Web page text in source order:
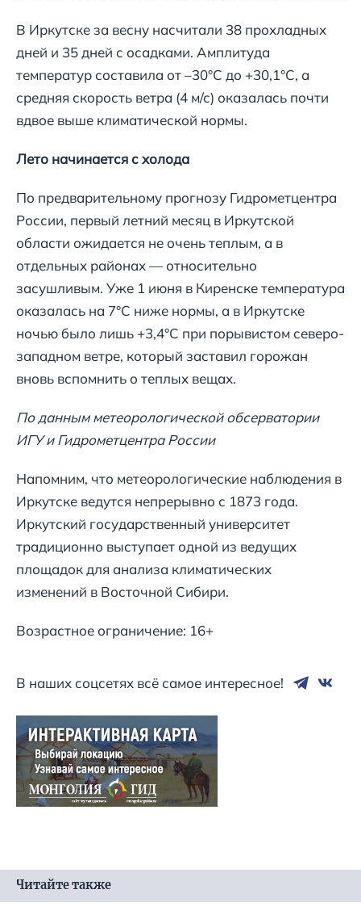
В Иркутске за весну насчитали 38 прохладных
дней и 35 дней с осадками. Амплитуда
температур составила от –30°С до +30,1°С, а
средняя скорость ветра (4 м/с) оказалась почти
вдвое выше климатической нормы.
Лето начинается с холода
По предварительному прогнозу Гидрометцентра
России, первый летний месяц в Иркутской
области ожидается не очень теплым, а в
отдельных районах — относительно
засушливым. Уже 1 июня в Киренске температура
оказалась на 7°С ниже нормы, а в Иркутске
ночью было лишь +3,4°С при порывистом северо-
западном ветре, который заставил горожан
вновь вспомнить о теплых вещах.
По данным метеорологической обсерватории
ИГУ и Гидрометцентра России
Напомним, что метеорологические наблюдения в
Иркутске ведутся непрерывно с 1873 года.
Иркутский государственный университет
традиционно выступает одной из ведущих
площадок для анализа климатических
изменений в Восточной Сибири.
Возрастное ограничение: 16+
В наших соцсетях всё самое интересное!
Читайте также